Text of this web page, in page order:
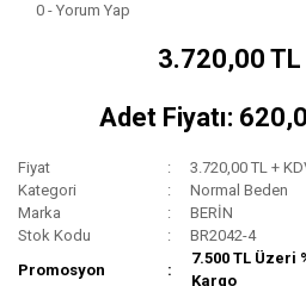
0 - Yorum Yap
3.720,00 TL
Adet Fiyatı:
Fiyat
3.720,00 TL +
Kategori
Normal Beden
Marka
BERİN
Stok Kodu
BR2042-4
Promosyon
7.500 TL Üzeri
Kargo